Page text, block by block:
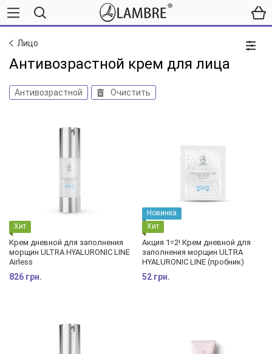
Лицо
Антивозрастной крем для лица
Антивозрастной Очистить
Хит
Крем дневной для заполнения
морщин ULTRA HYALURONIC LINE
Airless
826 грн.
Новинка
Хит
Акция 1=2! Крем дневной для
заполнения морщин ULTRA
HYALURONIC LINE (пробник)
52 грн.